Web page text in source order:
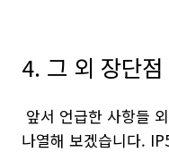
4. 그 외 장단점
앞서 언급한 사항들
나열해 보겠습니다.